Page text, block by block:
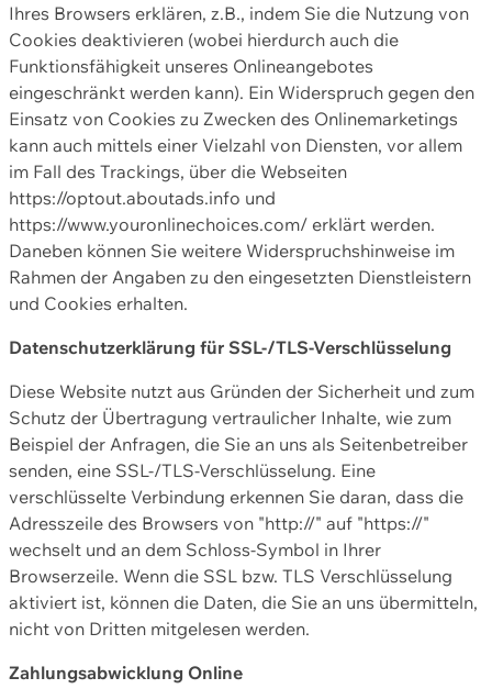
Ihres Browsers erklären, z.B., indem Sie die Nutzung von
Cookies deaktivieren (wobei hierdurch auch die
Funktionsfähigkeit unseres Onlineangebotes
eingeschränkt werden kann). Ein Widerspruch gegen den
Einsatz von Cookies zu Zwecken des Onlinemarketings
kann auch mittels einer Vielzahl von Diensten, vor allem
im Fall des Trackings, über die Webseiten
https://optout.aboutads.info und
https://www.youronlinechoices.com/ erklärt werden.
Daneben können Sie weitere Widerspruchshinweise im
Rahmen der Angaben zu den eingesetzten Dienstleistern
und Cookies erhalten.
Datenschutzerklärung für SSL-/TLS-Verschlüsselung
Diese Website nutzt aus Gründen der Sicherheit und zum
Schutz der Übertragung vertraulicher Inhalte, wie zum
Beispiel der Anfragen, die Sie an uns als Seitenbetreiber
senden, eine SSL-/TLS-Verschlüsselung. Eine
verschlüsselte Verbindung erkennen Sie daran, dass die
Adresszeile des Browsers von "http://" auf "https://"
wechselt und an dem Schloss-Symbol in Ihrer
Browserzeile. Wenn die SSL bzw. TLS Verschlüsselung
aktiviert ist, können die Daten, die Sie an uns übermitteln,
nicht von Dritten mitgelesen werden.
Zahlungsabwicklung Online